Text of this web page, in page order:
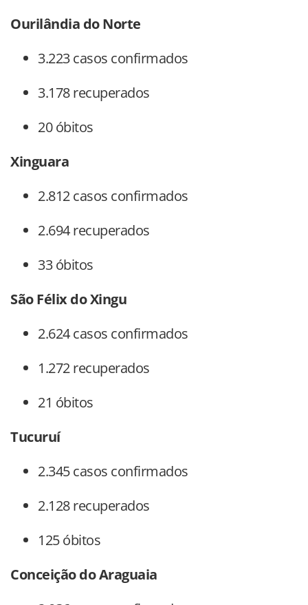
Ourilândia do Norte
3.223 casos confirmados
3.178 recuperados
20 óbitos
Xinguara
2.812 casos confirmados
2.694 recuperados
33 óbitos
São Félix do Xingu
2.624 casos confirmados
1.272 recuperados
21 óbitos
Tucuruí
2.345 casos confirmados
2.128 recuperados
125 óbitos
Conceição do Araguaia